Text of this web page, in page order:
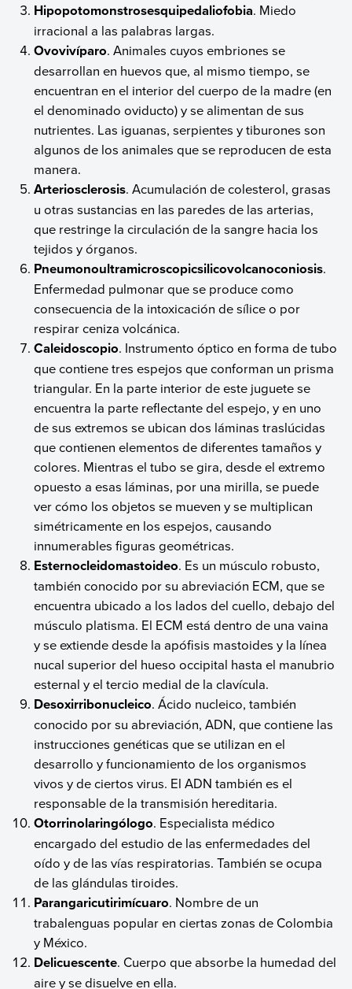
Hipopotomonstrosesquipedaliofobia. Miedo
irracional a las palabras largas.
Ovovivíparo. Animales cuyos embriones se
desarrollan en huevos que, al mismo tiempo, se
encuentran en el interior del cuerpo de la madre (en
el denominado oviducto) y se alimentan de sus
nutrientes. Las iguanas, serpientes y tiburones son
algunos de los animales que se reproducen de esta
manera.
Arteriosclerosis. Acumulación de colesterol, grasas
u otras sustancias en las paredes de las arterias,
que restringe la circulación de la sangre hacia los
tejidos y órganos.
Pneumonoultramicroscopicsilicovolcanoconiosis.
Enfermedad pulmonar que se produce como
consecuencia de la intoxicación de sílice o por
respirar ceniza volcánica.
Caleidoscopio. Instrumento óptico en forma de tubo
que contiene tres espejos que conforman un prisma
triangular. En la parte interior de este juguete se
encuentra la parte reflectante del espejo, y en uno
de sus extremos se ubican dos láminas traslúcidas
que contienen elementos de diferentes tamaños y
colores. Mientras el tubo se gira, desde el extremo
opuesto a esas láminas, por una mirilla, se puede
ver cómo los objetos se mueven y se multiplican
simétricamente en los espejos, causando
innumerables figuras geométricas.
Esternocleidomastoideo. Es un músculo robusto,
también conocido por su abreviación ECM, que se
encuentra ubicado a los lados del cuello, debajo del
músculo platisma. El ECM está dentro de una vaina
y se extiende desde la apófisis mastoides y la línea
nucal superior del hueso occipital hasta el manubrio
esternal y el tercio medial de la clavícula.
Desoxirribonucleico. Ácido nucleico, también
conocido por su abreviación, ADN, que contiene las
instrucciones genéticas que se utilizan en el
desarrollo y funcionamiento de los organismos
vivos y de ciertos virus. El ADN también es el
responsable de la transmisión hereditaria.
Otorrinolaringólogo. Especialista médico
encargado del estudio de las enfermedades del
oído y de las vías respiratorias. También se ocupa
de las glándulas tiroides.
Parangaricutirimícuaro. Nombre de un
trabalenguas popular en ciertas zonas de Colombia
y México.
Delicuescente. Cuerpo que absorbe la humedad del
aire y se disuelve en ella.